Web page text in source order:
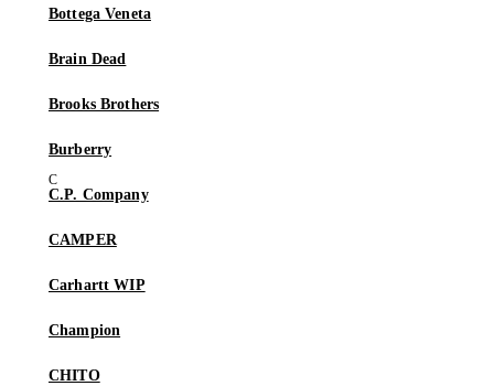
Bottega Veneta
Brain Dead
Brooks Brothers
Burberry
C.P. Company
CAMPER
Carhartt WIP
Champion
CHITO